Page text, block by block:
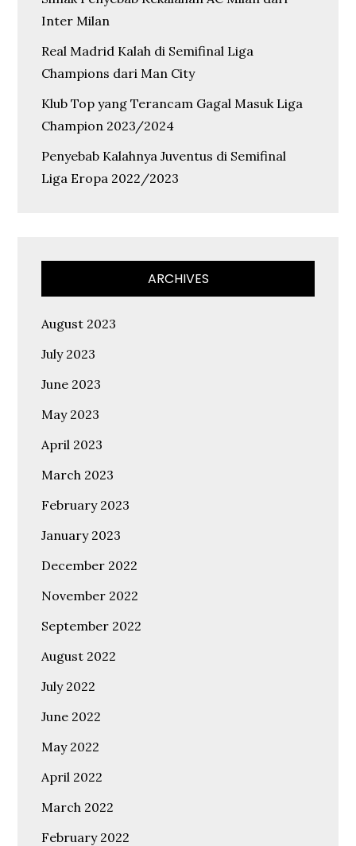
Inter Milan
Real Madrid Kalah di Semifinal Liga
Champions dari Man City
Klub Top yang Terancam Gagal Masuk Liga
Champion 2023/2024
Penyebab Kalahnya Juventus di Semifinal
Liga Eropa 2022/2023
ARCHIVES
August 2023
July 2023
June 2023
May 2023
April 2023
March 2023
February 2023
January 2023
December 2022
November 2022
September 2022
August 2022
July 2022
June 2022
May 2022
April 2022
March 2022
February 2022